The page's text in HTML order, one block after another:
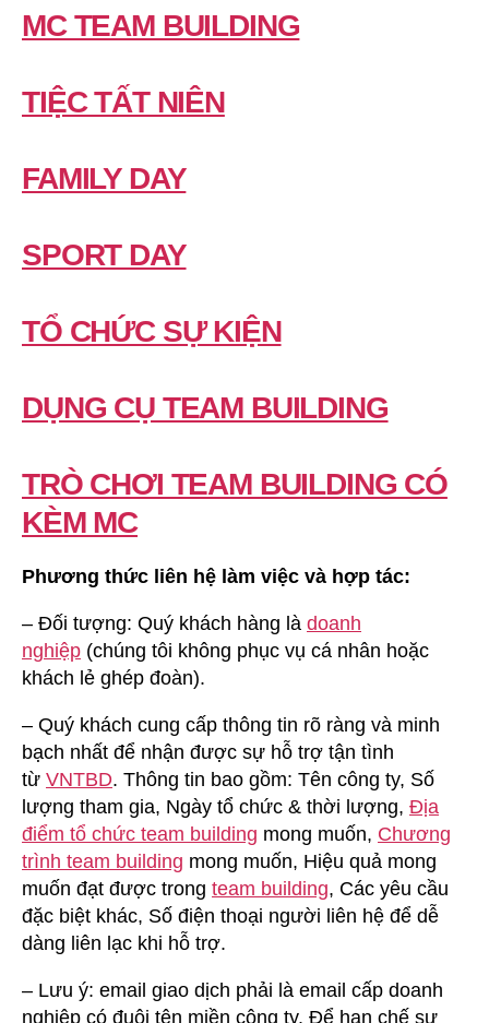
MC TEAM BUILDING
TIỆC TẤT NIÊN
FAMILY DAY
SPORT DAY
TỔ CHỨC SỰ KIỆN
DỤNG CỤ TEAM BUILDING
TRÒ CHƠI TEAM BUILDING CÓ
KÈM MC
Phương thức liên hệ làm việc và hợp tác:
– Đối tượng: Quý khách hàng là doanh
nghiệp (chúng tôi không phục vụ cá nhân hoặc
khách lẻ ghép đoàn).
– Quý khách cung cấp thông tin rõ ràng và minh
bạch nhất để nhận được sự hỗ trợ tận tình
từ VNTBD. Thông tin bao gồm: Tên công ty, Số
lượng tham gia, Ngày tổ chức & thời lượng, Địa
điểm tổ chức team building mong muốn, Chương
trình team building mong muốn, Hiệu quả mong
muốn đạt được trong team building, Các yêu cầu
đặc biệt khác, Số điện thoại người liên hệ để dễ
dàng liên lạc khi hỗ trợ.
– Lưu ý: email giao dịch phải là email cấp doanh
nghiệp có đuôi tên miền công ty. Để hạn chế sự